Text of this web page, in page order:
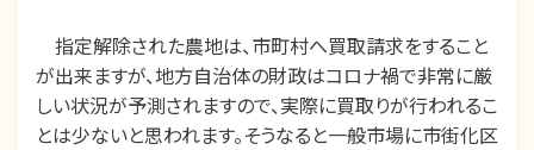
指定解除された農地は、市町村へ買取請求をすること
が出来ますが、地方自治体の財政はコロナ禍で非常に厳
しい状況が予測されますので、実際に買取りが行われるこ
とは少ないと思われます。そうなると一般市場に市街化区